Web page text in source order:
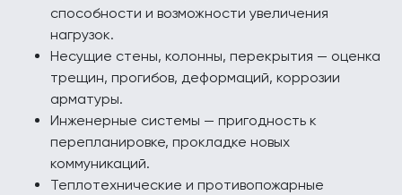
способности и возможности увеличения
нагрузок.
Несущие стены, колонны, перекрытия — оценка
трещин, прогибов, деформаций, коррозии
арматуры.
Инженерные системы — пригодность к
перепланировке, прокладке новых
коммуникаций.
Теплотехнические и противопожарные